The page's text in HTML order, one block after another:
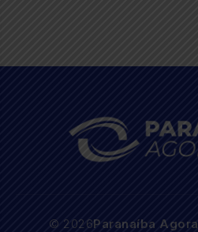
© 2026Paranaíba Agora